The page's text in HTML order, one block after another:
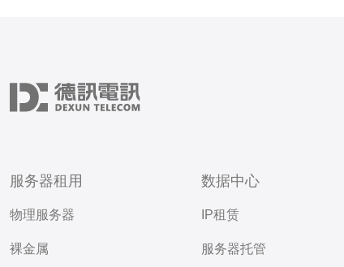
服务器租用
物理服务器
裸金属
数据中心
IP租赁
服务器托管